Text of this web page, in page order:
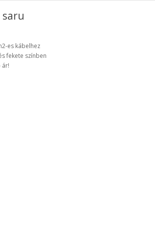
saru
es kábelhez
fekete színben
ár!